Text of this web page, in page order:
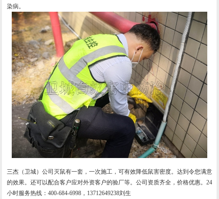
染病。
三杰（卫城）公司灭鼠有一套，一次施工，可有效降低鼠害密度。达到令您满意
的效果。还可以配合客户应对外资客户的验厂等。公司资质齐全，价格优惠。24
小时服务热线：400-684-6998，13712649238刘生